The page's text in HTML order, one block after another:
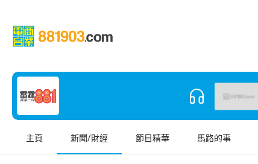
主頁 新聞/財經 節目精華 馬路的事